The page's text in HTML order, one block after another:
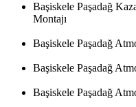
Başiskele Paşadağ
Montajı
Başiskele Paşadağ
Başiskele Paşadağ
Başiskele Paşadağ